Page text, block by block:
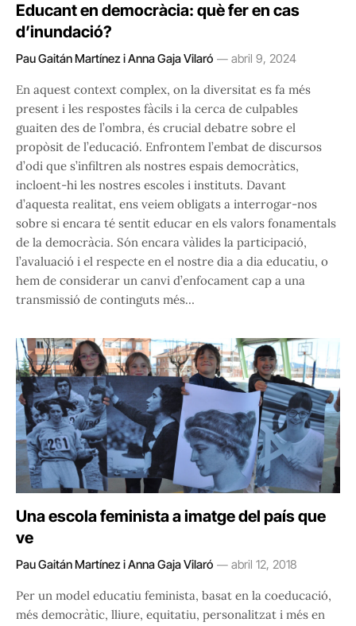
Educant en democràcia: què fer en cas
d’inundació?
Pau Gaitán Martínez i Anna Gaja Vilaró abril 9, 2024
En aquest context complex, on la diversitat es fa més
present i les respostes fàcils i la cerca de culpables
guaiten des de l’ombra, és crucial debatre sobre el
propòsit de l’educació. Enfrontem l’embat de discursos
d’odi que s’infiltren als nostres espais democràtics,
incloent-hi les nostres escoles i instituts. Davant
d’aquesta realitat, ens veiem obligats a interrogar-nos
sobre si encara té sentit educar en els valors fonamentals
de la democràcia. Són encara vàlides la participació,
l’avaluació i el respecte en el nostre dia a dia educatiu, o
hem de considerar un canvi d’enfocament cap a una
transmissió de continguts més…
Una escola feminista a imatge del país que
ve
Pau Gaitán Martínez i Anna Gaja Vilaró abril 12, 2018
Per un model educatiu feminista, basat en la coeducació,
més democràtic, lliure, equitatiu, personalitzat i més en